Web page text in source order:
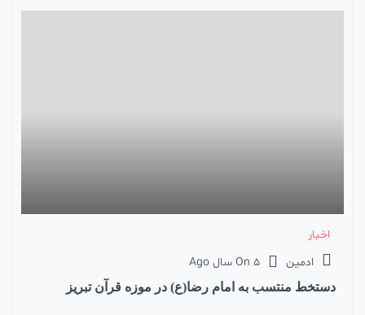
اخبار
ادمین
On 5 سال Ago
دستخط منتسب به امام رضا(ع) در موزه قرآن تبریز